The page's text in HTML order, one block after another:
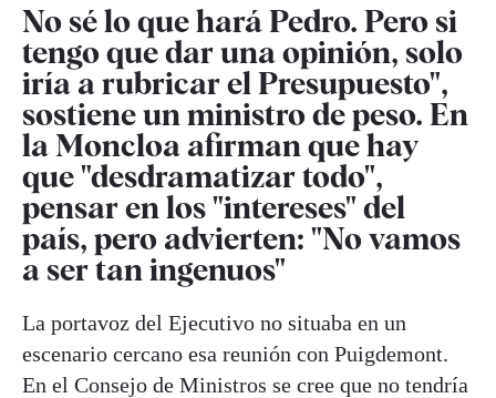
No sé lo que hará Pedro. Pero si
tengo que dar una opinión, solo
iría a rubricar el Presupuesto",
sostiene un ministro de peso. En
la Moncloa afirman que hay
que "desdramatizar todo",
pensar en los "intereses" del
país, pero advierten: "No vamos
a ser tan ingenuos"
La portavoz del Ejecutivo no situaba en un
escenario cercano esa reunión con Puigdemont.
En el Consejo de Ministros se cree que no tendría